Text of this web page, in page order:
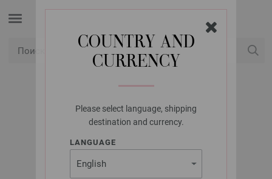
COUNTRY AND
CURRENCY
Please select language, shipping
destination and currency.
LANGUAGE
LANA GROSSA
ТОП LANDLUST
SOMMERSEIDE